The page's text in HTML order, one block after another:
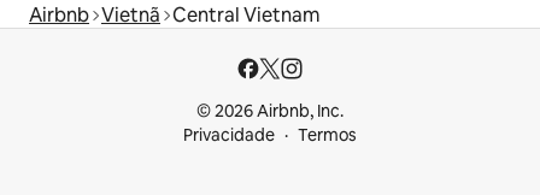
Airbnb Vietnã Central Vietnam
© 2026 Airbnb, Inc.
Privacidade
Termos